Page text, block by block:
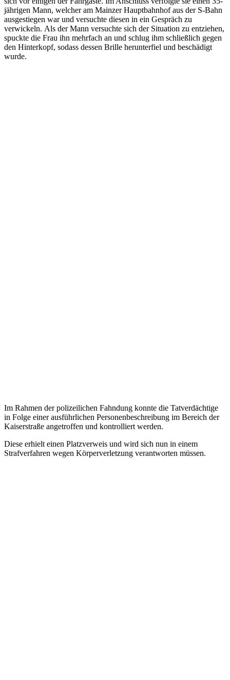
jährigen Mann, welcher am Mainzer Hauptbahnhof aus der S-Bahn
ausgestiegen war und versuchte diesen in ein Gespräch zu
verwickeln. Als der Mann versuchte sich der Situation zu entziehen,
spuckte die Frau ihn mehrfach an und schlug ihm schließlich gegen
den Hinterkopf, sodass dessen Brille herunterfiel und beschädigt
wurde.
Im Rahmen der polizeilichen Fahndung konnte die Tatverdächtige
in Folge einer ausführlichen Personenbeschreibung im Bereich der
Kaiserstraße angetroffen und kontrolliert werden.
Diese erhielt einen Platzverweis und wird sich nun in einem
Strafverfahren wegen Körperverletzung verantworten müssen.